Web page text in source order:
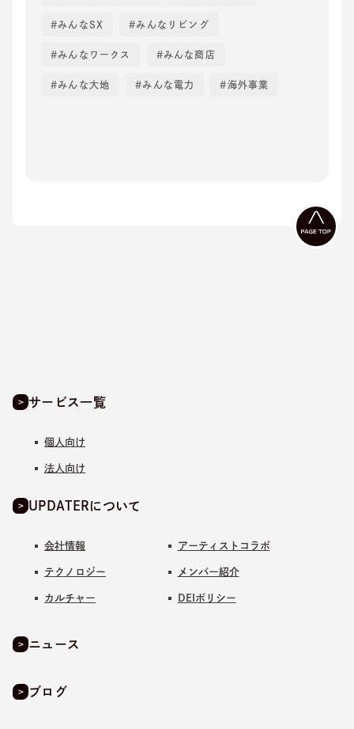
みんなSX みんなリビング
みんなワークス みんな商店
みんな大地 みんな電力 海外事業
サービス一覧
個人向け
法人向け
UPDATERについて
会社情報
テクノロジー
カルチャー
アーティストコラボ
メンバー紹介
DEIポリシー
ニュース
ブログ